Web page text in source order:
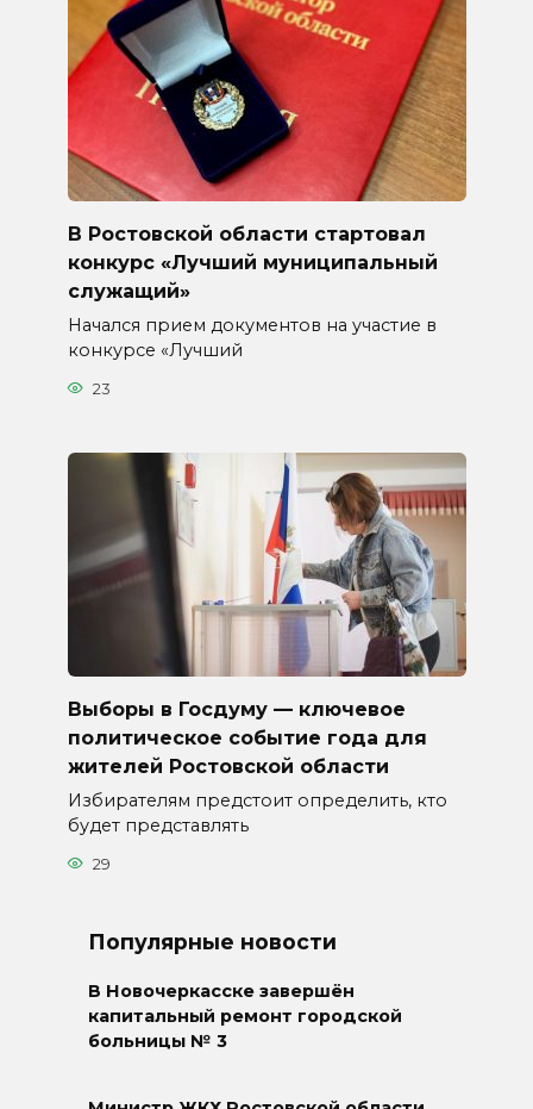
В Ростовской области стартовал
конкурс «Лучший муниципальный
служащий»
Начался прием документов на участие в
конкурсе «Лучший
23
Выборы в Госдуму — ключевое
политическое событие года для
жителей Ростовской области
Избирателям предстоит определить, кто
будет представлять
29
Популярные новости
В Новочеркасске завершён
капитальный ремонт городской
больницы № 3